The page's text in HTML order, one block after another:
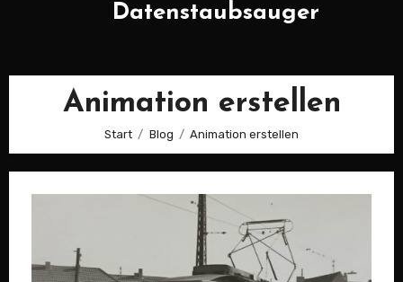
Datenstaubsauger
Animation erstellen
Start Blog Animation erstellen